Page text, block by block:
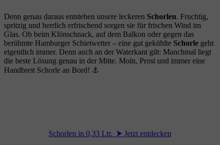
Denn genau daraus entstehen unsere leckeren Schorlen. Fruchtig,
spritzig und herrlich erfrischend sorgen sie für frischen Wind im
Glas. Ob beim Klönschnack, auf dem Balkon oder gegen das
berühmte Hamburger Schietwetter – eine gut gekühlte Schorle geht
eigentlich immer. Denn auch an der Waterkant gilt: Manchmal liegt
die beste Lösung genau in der Mitte. Moin, Prost und immer eine
Handbreit Schorle an Bord! ⚓
Schorlen in 0,33 Ltr. ⮞ Jetzt entdecken